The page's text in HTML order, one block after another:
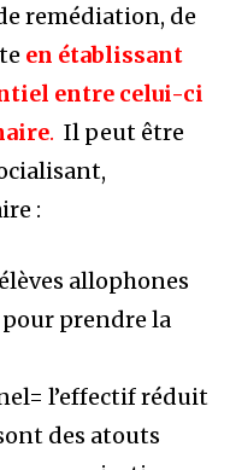
remédiation, de
en établissant
entre celui-ci
. Il peut être
:
allophones
pour prendre la
l’effectif réduit
des atouts